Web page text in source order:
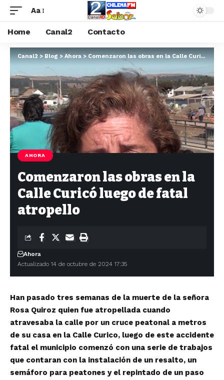
Aa
Home Canal2 Contacto
Canal2>Blog>Ahora>Comenzaron las obras en la Calle Curicó luego de fatal atropello
AHORA
Comenzaron las obras en la
Calle Curicó luego de fatal
atropello
Actualizado 14 de octubre de 2024 17:35
Ahora
Han pasado tres semanas de la muerte de la señora
Rosa Quiroz quien fue atropellada cuando
atravesaba la calle por un cruce peatonal a metros
de su casa en la Calle Curico, luego de este accidente
fatal el municipio comenzó con una serie de trabajos
que contaran con la instalación de un resalto, un
semáforo para peatones y el repintado de un paso